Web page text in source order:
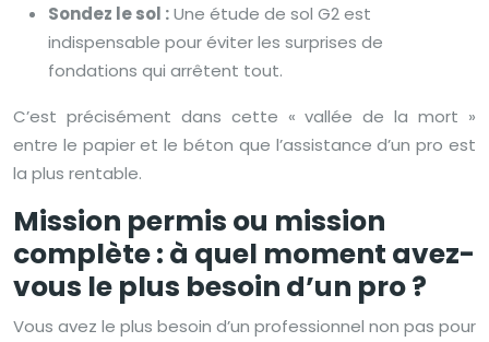
Sondez le sol :Une étude de sol G2 est
indispensable pour éviter les surprises de
fondations qui arrêtent tout.
C’est précisément dans cette « vallée de la mort »
entre le papier et le béton que l’assistance d’un pro est
la plus rentable.
Mission permis ou mission
complète : à quel moment avez-
vous le plus besoin d’un pro ?
Vous avez le plus besoin d’un professionnel non pas pour